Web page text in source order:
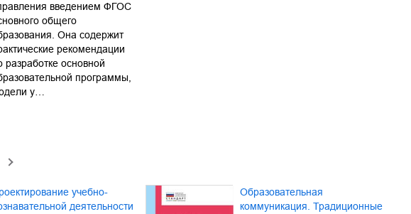
введением ФГОС
общего
Она содержит
рекомендации
разработке основной
программы,
у…
учебно-
деятельности
Образовательная
коммуникация. Традиционные